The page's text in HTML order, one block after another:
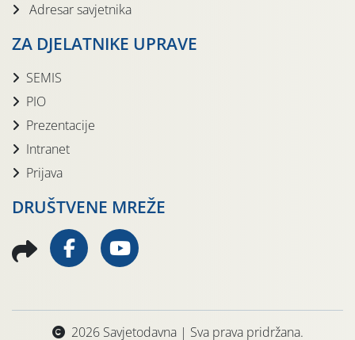
Adresar savjetnika
ZA DJELATNIKE UPRAVE
SEMIS
PIO
Prezentacije
Intranet
Prijava
DRUŠTVENE MREŽE
2026 Savjetodavna | Sva prava pridržana.